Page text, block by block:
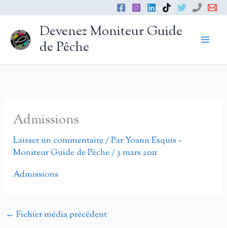
contenu
Devenez Moniteur Guide
de Pêche
Admissions
Laisser un commentaire/ ParYoann Esquis -
Moniteur Guide de Pêche/3 mars 2011
Admissions
← Fichier média précédent